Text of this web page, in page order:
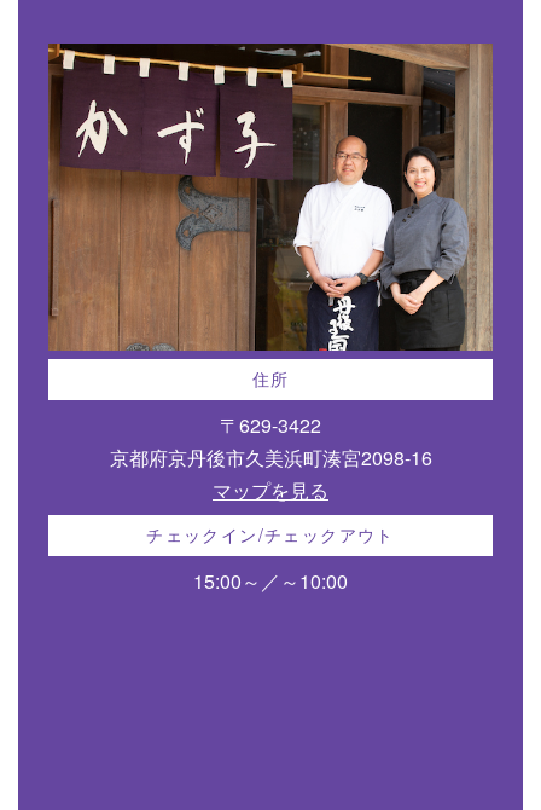
住所
〒629-3422
京都府京丹後市久美浜町湊宮2098-16
マップを見る
チェックイン/チェックアウト
15:00～／～10:00